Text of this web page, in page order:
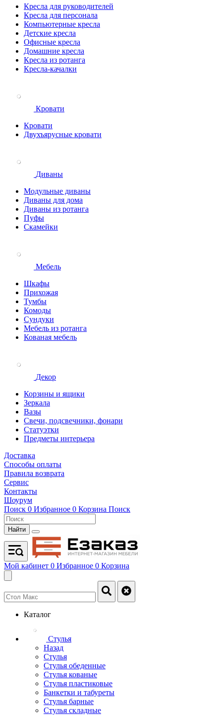
Кресла для руководителей
Кресла для персонала
Компьютерные кресла
Детские кресла
Офисные кресла
Домашние кресла
Кресла из ротанга
Кресла-качалки
Кровати
Кровати
Двухъярусные кровати
Диваны
Модульные диваны
Диваны для дома
Диваны из ротанга
Пуфы
Скамейки
Мебель
Шкафы
Прихожая
Тумбы
Комоды
Сундуки
Мебель из ротанга
Кованая мебель
Декор
Корзины и ящики
Зеркала
Вазы
Свечи, подсвечники, фонари
Статуэтки
Предметы интерьера
Доставка
Способы оплаты
Правила возврата
Сервис
Контакты
Шоурум
Поиск 0 Избранное 0 Корзина Поиск
Найти
Мой кабинет 0 Избранное 0 Корзина
Каталог
Стулья
Назад
Стулья
Стулья обеденные
Стулья кованые
Стулья пластиковые
Банкетки и табуреты
Стулья барные
Стулья складные